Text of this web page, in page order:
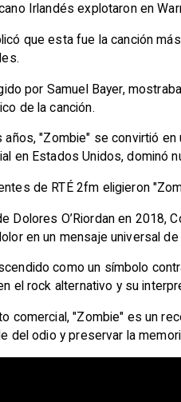
Irlandés explotaron en
que esta fue la canción
por Samuel Bayer,
de la canción.
años, "Zombie" se convirtió
en Estados Unidos, dominó
de RTÉ 2fm eligieron
Dolores O’Riordan en 2018,
en un mensaje universal de
como un símbolo
el rock alternativo y su
comercial, "Zombie" es un
del odio y preservar la